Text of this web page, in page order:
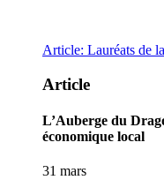
Article: Lauréats de
Article
L’Auberge du
économique local
31 mars